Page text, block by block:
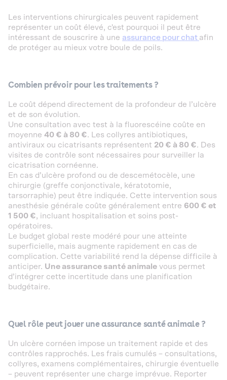
Les interventions chirurgicales peuvent rapidement
représenter un coût élevé, c'est pourquoi il peut être
intéressant de souscrire à une assurance pour chat afin
de protéger au mieux votre boule de poils.
Combien prévoir pour les traitements ?
Le coût dépend directement de la profondeur de l’ulcère
et de son évolution.
Une consultation avec test à la fluorescéine coûte en
moyenne 40 € à 80 €. Les collyres antibiotiques,
antiviraux ou cicatrisants représentent 20 € à 80 €. Des
visites de contrôle sont nécessaires pour surveiller la
cicatrisation cornéenne.
En cas d’ulcère profond ou de descemétocèle, une
chirurgie (greffe conjonctivale, kératotomie,
tarsorraphie) peut être indiquée. Cette intervention sous
anesthésie générale coûte généralement entre 600 € et
1 500 €, incluant hospitalisation et soins post-
opératoires.
Le budget global reste modéré pour une atteinte
superficielle, mais augmente rapidement en cas de
complication. Cette variabilité rend la dépense difficile à
anticiper. Une assurance santé animale vous permet
d’intégrer cette incertitude dans une planification
budgétaire.
Quel rôle peut jouer une assurance santé animale ?
Un ulcère cornéen impose un traitement rapide et des
contrôles rapprochés. Les frais cumulés – consultations,
collyres, examens complémentaires, chirurgie éventuelle
– peuvent représenter une charge imprévue. Reporter